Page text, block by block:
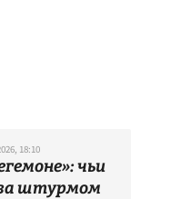
18:10
чьи
штурмом